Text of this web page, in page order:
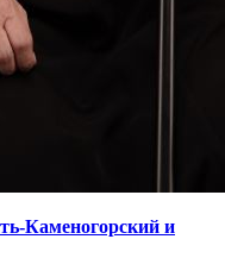
Каменогорский и